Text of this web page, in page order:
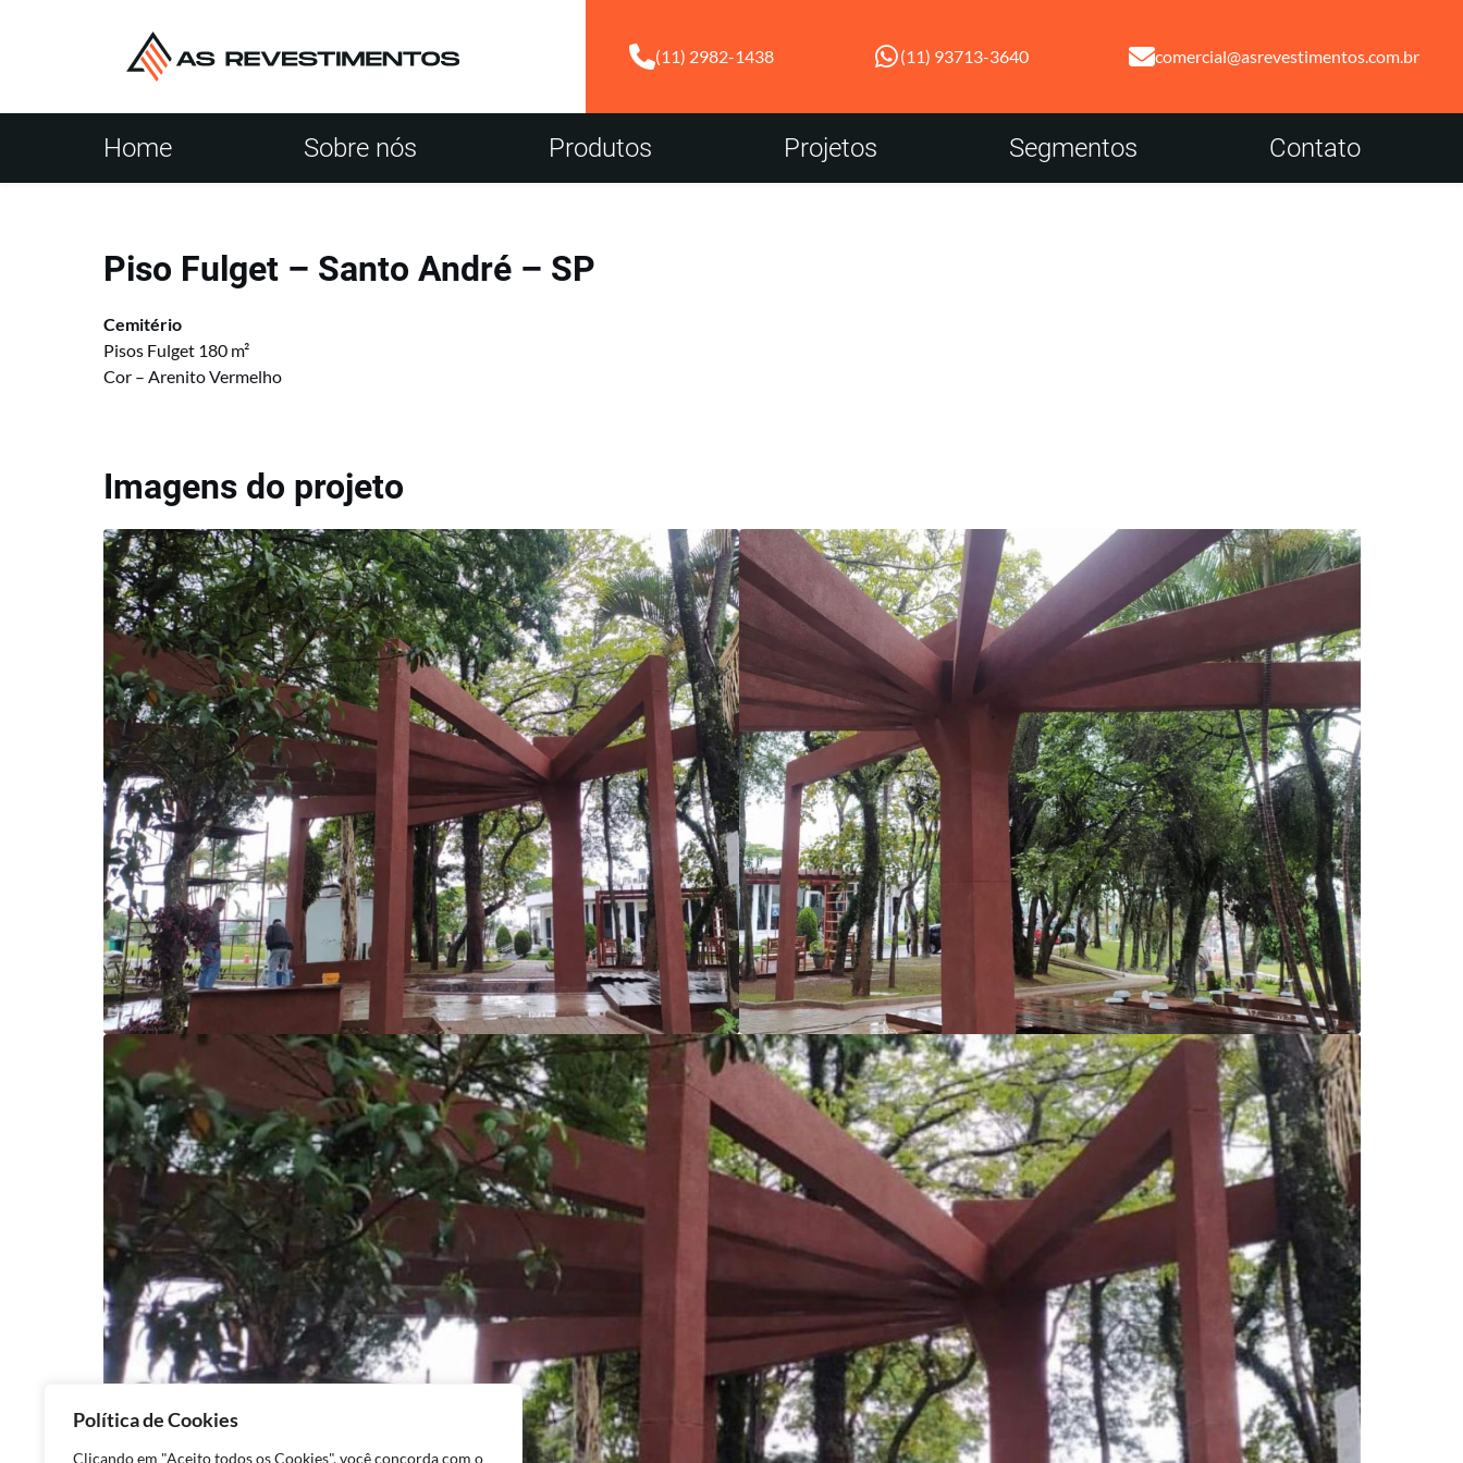
Política de Cookies
Clicando em "Aceito todos os Cookies", você concorda com o
(11) 2982-1438 (11) 93713-3640 comercial@asrevestimentos.com.br
Home Sobre nós Produtos Projetos Segmentos Contato
Piso Fulget – Santo André – SP
Cemitério
Pisos Fulget 180 m²
Cor – Arenito Vermelho
Imagens do projeto